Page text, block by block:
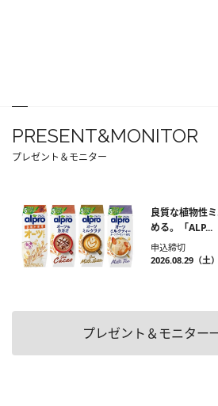
PRESENT&MONITOR
プレゼント＆モニター
良質な植物性
める。「ALP...
申込締切
2026.08.29（土
プレゼント＆モニター